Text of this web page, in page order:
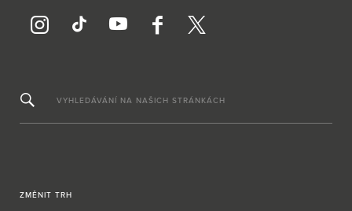
VYHLEDÁVÁNÍ NA NAŠICH STRÁNKÁCH
ZMĚNIT TRH